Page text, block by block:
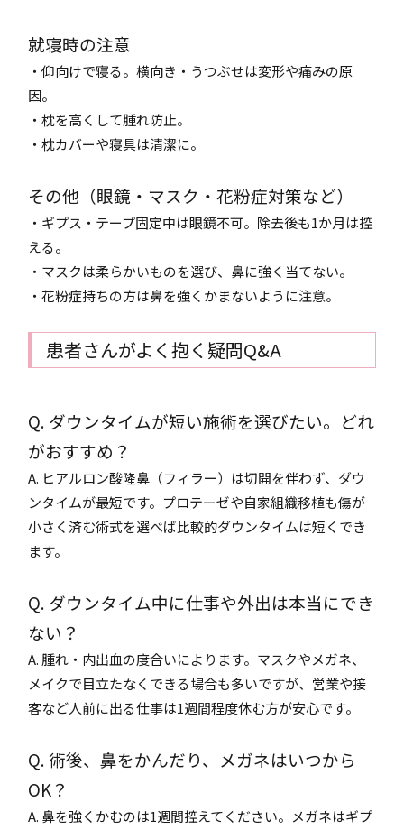
就寝時の注意
・仰向けで寝る。横向き・うつぶせは変形や痛みの原
因。
・枕を高くして腫れ防止。
・枕カバーや寝具は清潔に。
その他（眼鏡・マスク・花粉症対策など）
・ギプス・テープ固定中は眼鏡不可。除去後も1か月は控
える。
・マスクは柔らかいものを選び、鼻に強く当てない。
・花粉症持ちの方は鼻を強くかまないように注意。
患者さんがよく抱く疑問Q&A
Q. ダウンタイムが短い施術を選びたい。どれ
がおすすめ？
A. ヒアルロン酸隆鼻（フィラー）は切開を伴わず、ダウ
ンタイムが最短です。プロテーゼや自家組織移植も傷が
小さく済む術式を選べば比較的ダウンタイムは短くでき
ます。
Q. ダウンタイム中に仕事や外出は本当にでき
ない？
A. 腫れ・内出血の度合いによります。マスクやメガネ、
メイクで目立たなくできる場合も多いですが、営業や接
客など人前に出る仕事は1週間程度休む方が安心です。
Q. 術後、鼻をかんだり、メガネはいつから
OK？
A. 鼻を強くかむのは1週間控えてください。メガネはギプ